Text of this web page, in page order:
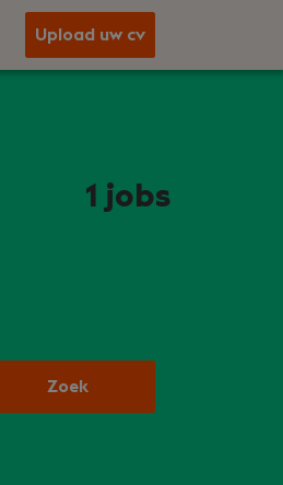
Upload uw cv
1 jobs
Zoek